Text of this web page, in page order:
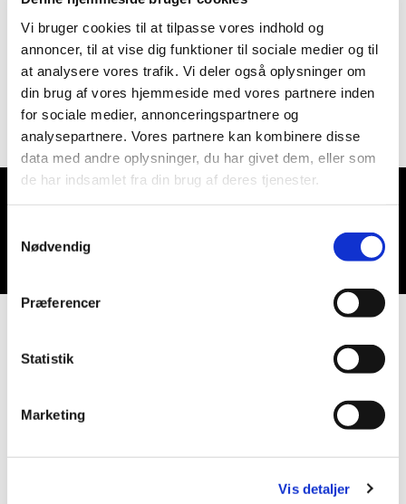
Vi bruger cookies til at tilpasse vores indhold og
annoncer, til at vise dig funktioner til sociale medier og til
at analysere vores trafik. Vi deler også oplysninger om
din brug af vores hjemmeside med vores partnere inden
for sociale medier, annonceringspartnere og
analysepartnere. Vores partnere kan kombinere disse
data med andre oplysninger, du har givet dem, eller som
de har indsamlet fra din brug af deres tjenester.
Nødvendig
Præferencer
Statistik
Marketing
Vis detaljer
Der er råd og vejledning at få til strikketøjet. Har man lyst,
kan man strikke dåbsservietter til de børn, der døbes i
kirken. Undervejs synger vi også par sange og der
oplæses en fortælling eller lignende.
Du vil måske også kunne lide...